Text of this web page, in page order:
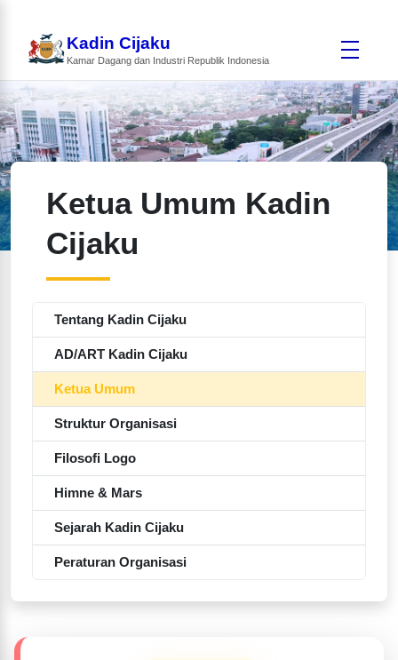
Kadin Cijaku
Kamar Dagang dan Industri Republik Indonesia
Ketua Umum Kadin
Cijaku
Tentang Kadin Cijaku
AD/ART Kadin Cijaku
Ketua Umum
Struktur Organisasi
Filosofi Logo
Himne & Mars
Sejarah Kadin Cijaku
Peraturan Organisasi